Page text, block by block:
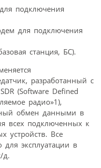
подключения
для подключения
станция, БС).
разработанный с
(Software Defined
радио»1),
обмен данными в
всех подключенных к
устройств. Все
для эксплуатации в
д.